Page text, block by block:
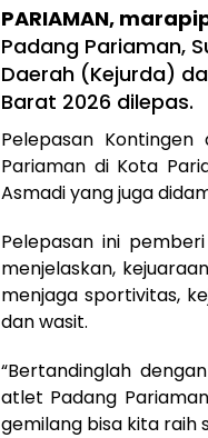
PARIAMAN,
Padang Pariaman,
Daerah (Kejurda)
Barat 2026 dilepas.
Pelepasan Kontingen
Pariaman di Kota
Asmadi yang juga
Pelepasan ini
menjelaskan,
menjaga sportivitas,
dan wasit.
“Bertandinglah
atlet Padang
gemilang bisa kita raih